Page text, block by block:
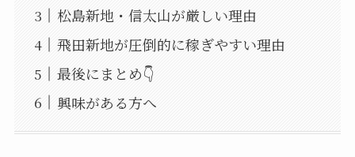
松島新地・信太山が厳しい理由
飛田新地が圧倒的に稼ぎやすい理由
最後にまとめ👇
興味がある方へ